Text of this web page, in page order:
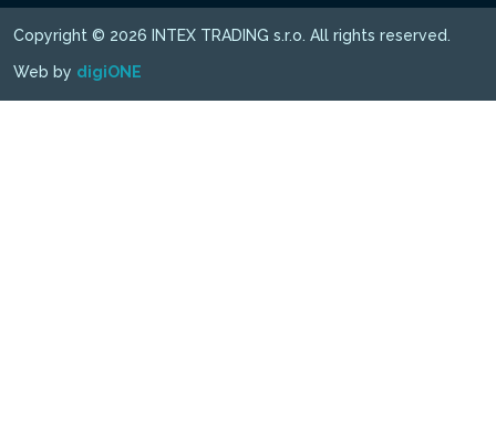
Copyright © 2026 INTEX TRADING s.r.o. All rights reserved.
Web by digiONE